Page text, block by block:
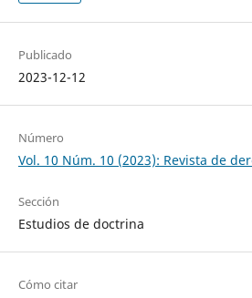
Publicado
2023-12-12
Número
Vol. 10 Núm. 10 (2023): Revista de
Sección
Estudios de doctrina
Cómo citar